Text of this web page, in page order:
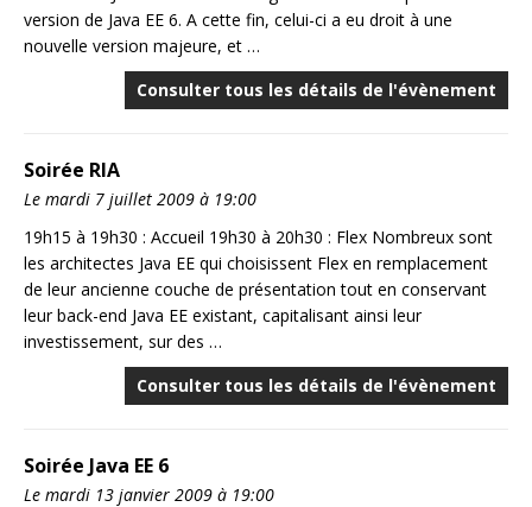
version de Java EE 6. A cette fin, celui-ci a eu droit à une
nouvelle version majeure, et …
Consulter tous les détails de l'évènement
Soirée RIA
Le mardi 7 juillet 2009 à 19:00
19h15 à 19h30 : Accueil 19h30 à 20h30 : Flex Nombreux sont
les architectes Java EE qui choisissent Flex en remplacement
de leur ancienne couche de présentation tout en conservant
leur back-end Java EE existant, capitalisant ainsi leur
investissement, sur des …
Consulter tous les détails de l'évènement
Soirée Java EE 6
Le mardi 13 janvier 2009 à 19:00